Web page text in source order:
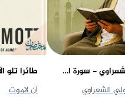
خواطر الشعراوي - سورة الممتحنة
الشعراوي
آن لاموت